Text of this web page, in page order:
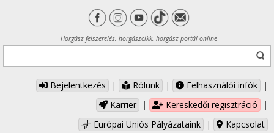
Horgász felszerelés, horgászcikk, horgász portál online
Bejelentkezés | Rólunk | Felhasználói infók
|
Karrier
| Kereskedői regisztráció
|
Európai Uniós Pályázataink
| Kapcsolat